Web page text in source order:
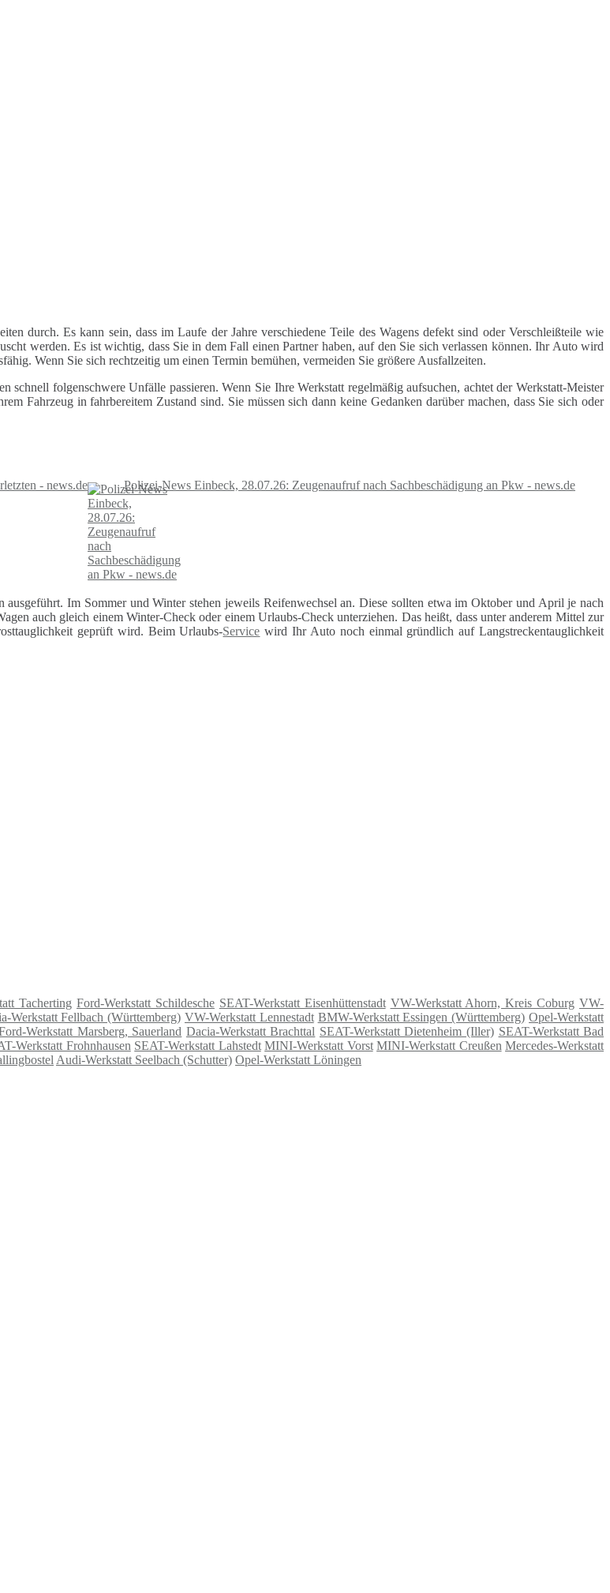
durch. Es kann sein, dass im Laufe der Jahre verschiedene Teile des Wagens defekt sind oder Verschleißteile wie
werden. Es ist wichtig, dass Sie in dem Fall einen Partner haben, auf den Sie sich verlassen können. Ihr Auto wird
Wenn Sie sich rechtzeitig um einen Termin bemühen, vermeiden Sie größere Ausfallzeiten.
schnell folgenschwere Unfälle passieren. Wenn Sie Ihre Werkstatt regelmäßig aufsuchen, achtet der Werkstatt-Meister
Fahrzeug in fahrbereitem Zustand sind. Sie müssen sich dann keine Gedanken darüber machen, dass Sie sich oder
- news.de Polizei-News Einbeck, 28.07.26: Zeugenaufruf nach Sachbeschädigung an Pkw - news.de
Im Sommer und Winter stehen jeweils Reifenwechsel an. Diese sollten etwa im Oktober und April je nach
auch gleich einem Winter-Check oder einem Urlaubs-Check unterziehen. Das heißt, dass unter anderem Mittel zur
geprüft wird. Beim Urlaubs-Service wird Ihr Auto noch einmal gründlich auf Langstreckentauglichkeit
Tacherting Ford-Werkstatt Schildesche SEAT-Werkstatt Eisenhüttenstadt VW-Werkstatt Ahorn, Kreis Coburg VW-
Werkstatt Fellbach (Württemberg) VW-Werkstatt Lennestadt BMW-Werkstatt Essingen (Württemberg) Opel-Werkstatt
Werkstatt Marsberg, Sauerland Dacia-Werkstatt Brachttal SEAT-Werkstatt Dietenheim (Iller) SEAT-Werkstatt Bad
Werkstatt Frohnhausen SEAT-Werkstatt Lahstedt MINI-Werkstatt Vorst MINI-Werkstatt Creußen Mercedes-Werkstatt
Audi-Werkstatt Seelbach (Schutter) Opel-Werkstatt Löningen